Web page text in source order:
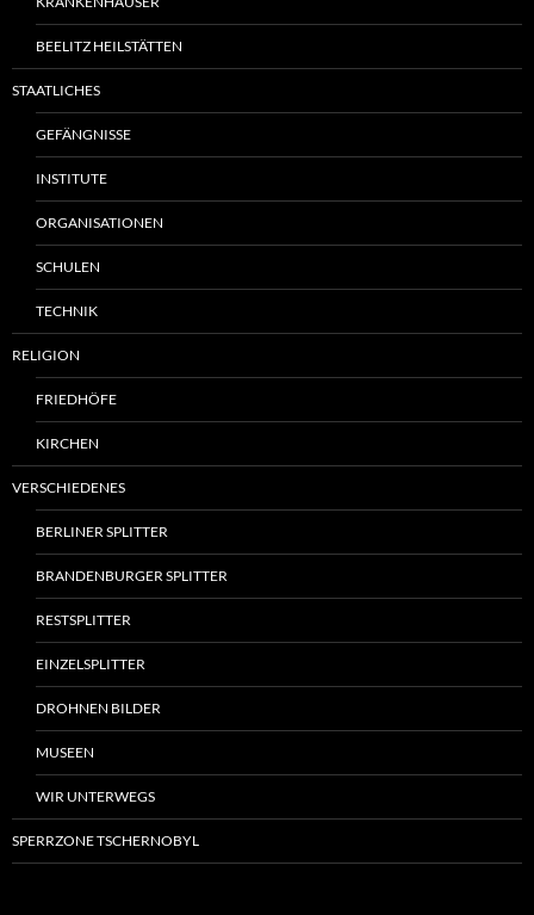
BEELITZ HEILSTÄTTEN
STAATLICHES
GEFÄNGNISSE
INSTITUTE
ORGANISATIONEN
SCHULEN
TECHNIK
RELIGION
FRIEDHÖFE
KIRCHEN
VERSCHIEDENES
BERLINER SPLITTER
BRANDENBURGER SPLITTER
RESTSPLITTER
EINZELSPLITTER
DROHNEN BILDER
MUSEEN
WIR UNTERWEGS
SPERRZONE TSCHERNOBYL